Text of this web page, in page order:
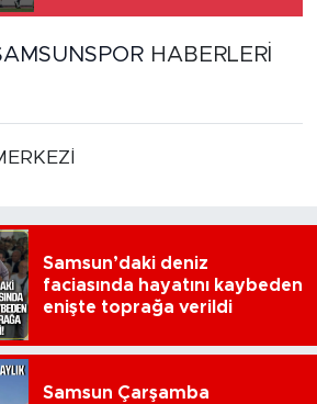
HABERLERİ
Samsun’daki deniz
faciasında hayatını kaybeden
enişte toprağa verildi
Samsun Çarşamba